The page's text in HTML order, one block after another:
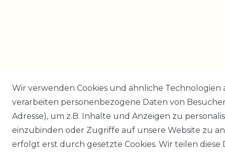
Wir verwenden Cookies und ähnliche
verarbeiten personenbezogene Daten von
Adresse), um z.B. Inhalte und Anzeigen zu
einzubinden oder Zugriffe auf unsere Website zu
erfolgt erst durch gesetzte Cookies. Wir teilen